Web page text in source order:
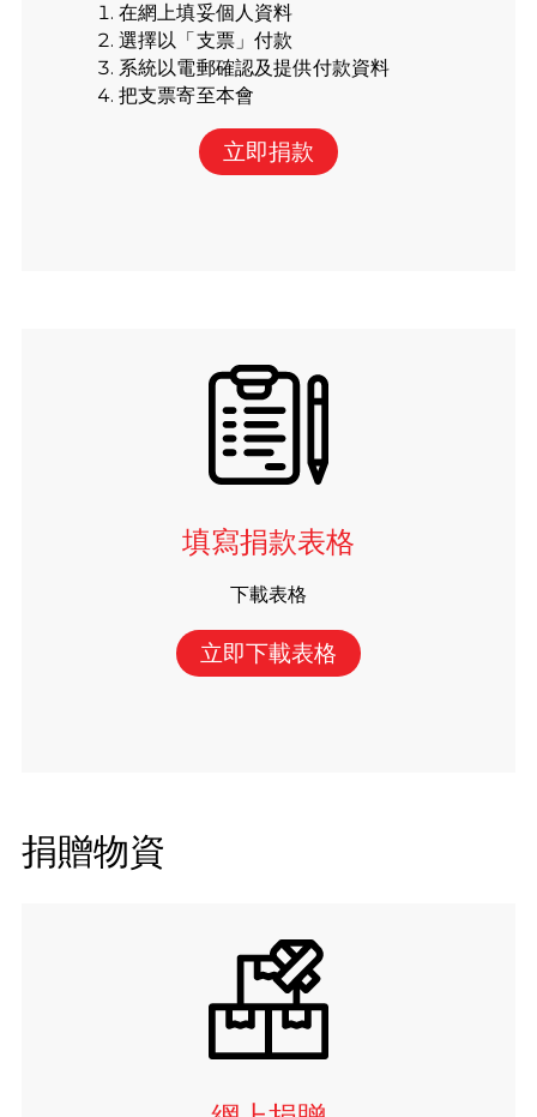
在網上填妥個人資料
選擇以「支票」付款
系統以電郵確認及提供付款資料
把支票寄至本會
立即捐款
填寫捐款表格
下載表格
立即下載表格
捐贈物資